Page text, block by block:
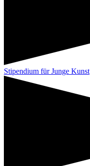
Stipendium für Junge Kunst